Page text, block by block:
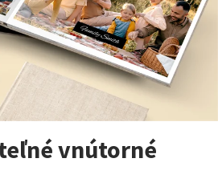
vnútorné